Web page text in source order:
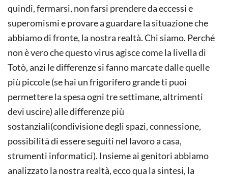
quindi, fermarsi, non farsi prendere da eccessi e
superomismi e provare a guardare la situazione che
abbiamo di fronte, la nostra realtà. Chi siamo. Perché
non è vero che questo virus agisce come la livella di
Totò, anzi le differenze si fanno marcate dalle quelle
più piccole (se hai un frigorifero grande ti puoi
permettere la spesa ogni tre settimane, altrimenti
devi uscire) alle differenze più
sostanziali(condivisione degli spazi, connessione,
possibilità di essere seguiti nel lavoro a casa,
strumenti informatici). Insieme ai genitori abbiamo
analizzato la nostra realtà, ecco qua la sintesi, la